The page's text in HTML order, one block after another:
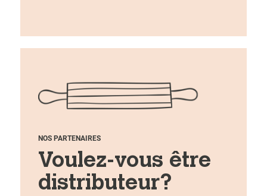
NOS PARTENAIRES
Voulez-vous être
distributeur?